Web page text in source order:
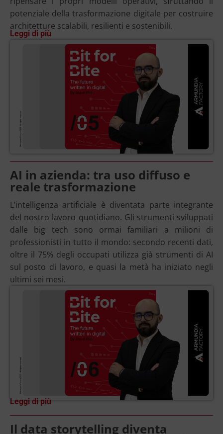
potenziale della trasformazione digitale per costruire
architetture scalabili, resilienti e sostenibili.
Leggi di più
AI in azienda: tra uso diffuso e
reale trasformazione
L’intelligenza artificiale è diventata parte integrante
del nostro lavoro quotidiano. Gli strumenti sviluppati
dalle big tech sono ormai familiari a milioni di
professionisti in tutto il mondo: secondo recenti dati,
oltre il 75% degli occupati utilizza già strumenti di AI
sul posto di lavoro, e quasi la metà ha iniziato negli
ultimi sei mesi.
Leggi di più
Il data storytelling diventa